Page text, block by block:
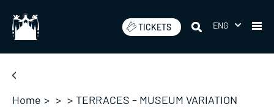
content
TICKETS ENG
Home > > > TERRACES – MUSEUM VARIATION